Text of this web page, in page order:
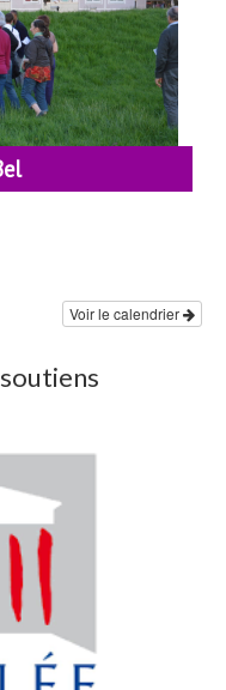
Voir le calendrier